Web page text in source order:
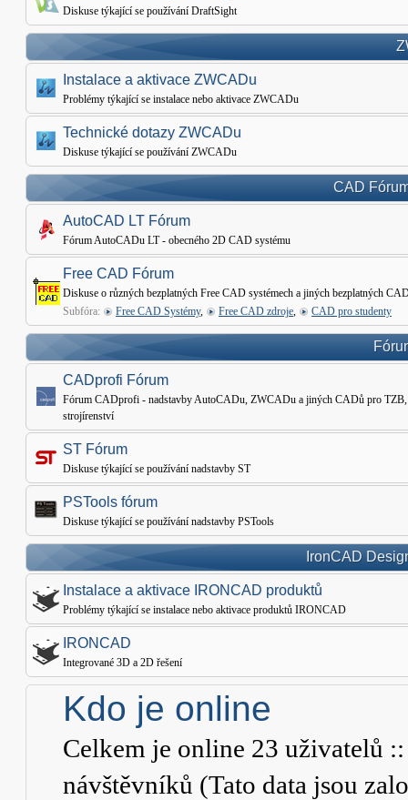
Diskuse týkající se používání DraftSight
Instalace a aktivace ZWCADu
Problémy týkající se instalace nebo aktivace ZWCADu
Technické dotazy ZWCADu
Diskuse týkající se používání ZWCADu
CAD
AutoCAD LT Fórum
Fórum AutoCADu LT - obecného 2D CAD systému
Free CAD Fórum
Diskuse o různých bezplatných Free CAD systémech a jiných bezplatných
Subfóra:
Free CAD Systémy, Free CAD zdroje, CAD pro studenty
CADprofi Fórum
Fórum CADprofi - nadstavby AutoCADu, ZWCADu a jiných CADů pro TZB,
strojírenství
ST Fórum
Diskuse týkající se používání nadstavby ST
PSTools fórum
Diskuse týkající se používání nadstavby PSTools
IronCAD
Instalace a aktivace IRONCAD produktů
Problémy týkající se instalace nebo aktivace produktů IRONCAD
IRONCAD
Integrované 3D a 2D řešení
Kdo je online
Celkem je online 23 uživatelů
návštěvníků (Tato data jsou